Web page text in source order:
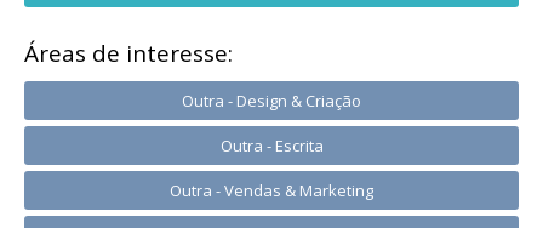
Áreas de interesse:
Outra - Design & Criação
Outra - Escrita
Outra - Vendas & Marketing